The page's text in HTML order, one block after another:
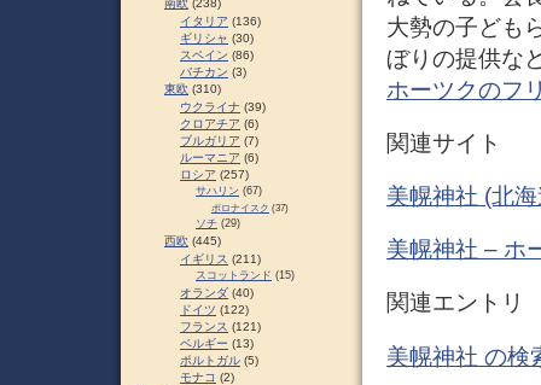
大勢の子ども
ぼりの提供な
ホーツクのフ
関連サイト
美幌神社 (北
美幌神社 – ホ
関連エントリ
美幌神社 の検
南欧 (238)
イタリア (136)
ギリシャ (30)
スペイン (86)
バチカン (3)
東欧 (310)
ウクライナ (39)
クロアチア (6)
ブルガリア (7)
ルーマニア (6)
ロシア (257)
サハリン (67)
ポロナイスク (37)
ソチ (29)
西欧 (445)
イギリス (211)
スコットランド (15)
オランダ (40)
ドイツ (122)
フランス (121)
ベルギー (13)
ポルトガル (5)
モナコ (2)